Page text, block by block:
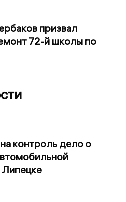
призвал
72-й школы по
контроль дело о
Липецке